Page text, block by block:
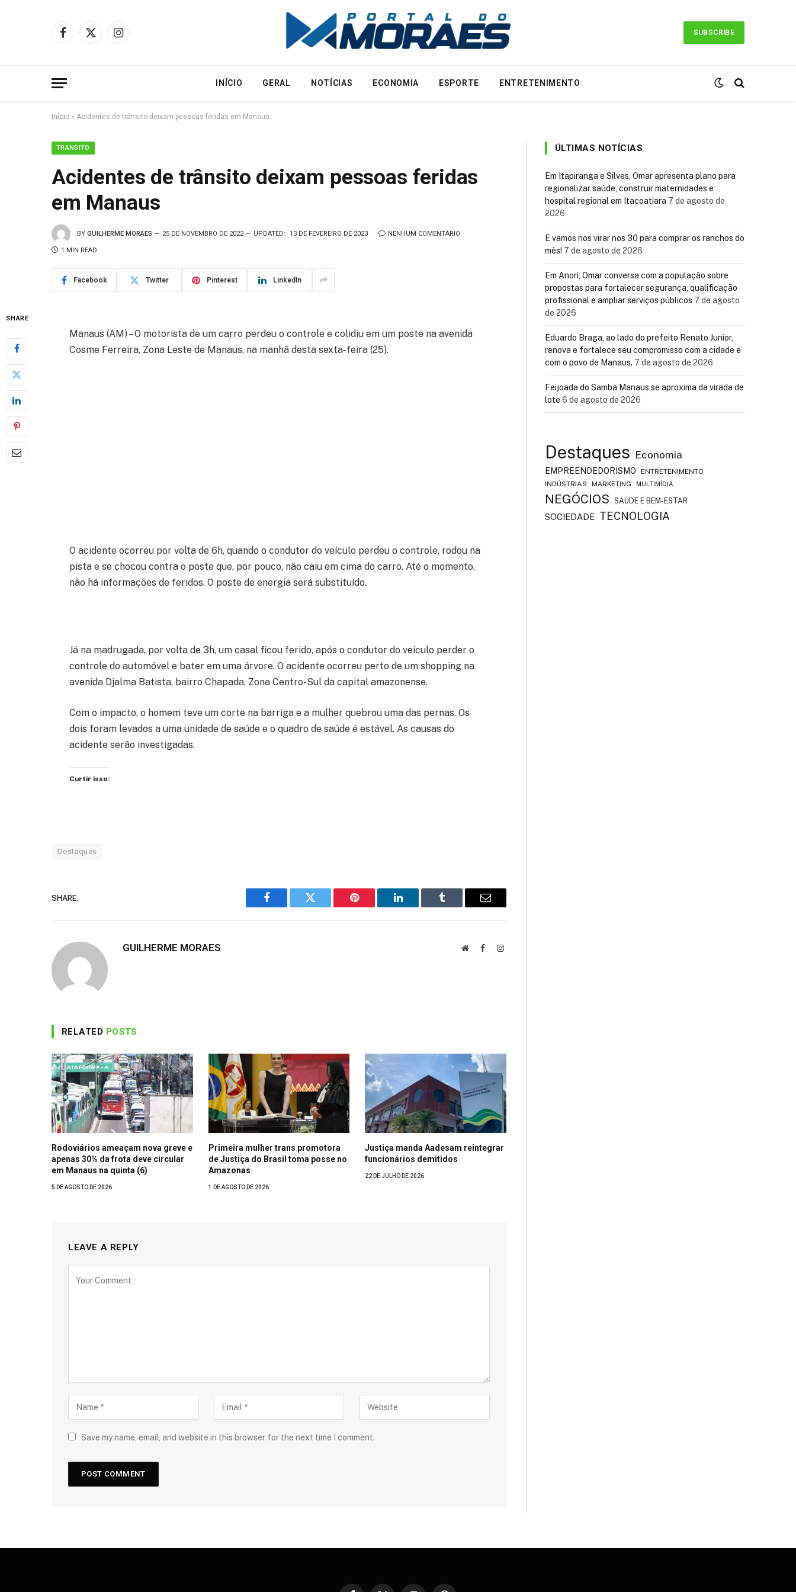
Facebook
X
Instagram
SUBSCRIBE
INÍCIO GERAL NOTÍCIAS ECONOMIA ESPORTE ENTRETENIMENTO
Início » Acidentes de trânsito deixam pessoas feridas em Manaus
TRANSITO
Acidentes de trânsito deixam pessoas feridas
em Manaus
BY GUILHERME MORAES 25 DE NOVEMBRO DE 2022 UPDATED: 13 DE FEVEREIRO DE 2023 NENHUM COMENTÁRIO
1 MIN READ
Facebook Twitter Pinterest LinkedIn
SHARE
Manaus (AM) – O motorista de um carro perdeu o controle e colidiu em um poste na avenida
Cosme Ferreira, Zona Leste de Manaus, na manhã desta sexta-feira (25).
O acidente ocorreu por volta de 6h, quando o condutor do veículo perdeu o controle, rodou na
pista e se chocou contra o poste que, por pouco, não caiu em cima do carro. Até o momento,
não há informações de feridos. O poste de energia será substituído.
Já na madrugada, por volta de 3h, um casal ficou ferido, após o condutor do veículo perder o
controle do automóvel e bater em uma árvore. O acidente ocorreu perto de um shopping na
avenida Djalma Batista, bairro Chapada, Zona Centro-Sul da capital amazonense.
Com o impacto, o homem teve um corte na barriga e a mulher quebrou uma das pernas. Os
dois foram levados a uma unidade de saúde e o quadro de saúde é estável. As causas do
acidente serão investigadas.
Curtir isso:
Destaques
SHARE.
Facebook Twitter Pinterest LinkedIn Tumblr Email
GUILHERME MORAES WebsiteFacebookInstagram
RELATED POSTS
Rodoviários ameaçam nova greve e
apenas 30% da frota deve circular
em Manaus na quinta (6)
5 DE AGOSTO DE 2026
Primeira mulher trans promotora
de Justiça do Brasil toma posse no
Amazonas
1 DE AGOSTO DE 2026
Justiça manda Aadesam reintegrar
funcionários demitidos
22 DE JULHO DE 2026
LEAVE A REPLY
Save my name, email, and website in this browser for the next time I comment.
ÚLTIMAS NOTÍCIAS
Em Itapiranga e Silves, Omar apresenta plano para
regionalizar saúde, construir maternidades e
hospital regional em Itacoatiara 7 de agosto de
2026
E vamos nos virar nos 30 para comprar os ranchos do
mês! 7 de agosto de 2026
Em Anori, Omar conversa com a população sobre
propostas para fortalecer segurança, qualificação
profissional e ampliar serviços públicos 7 de agosto
de 2026
Eduardo Braga, ao lado do prefeito Renato Junior,
renova e fortalece seu compromisso com a cidade e
com o povo de Manaus. 7 de agosto de 2026
Feijoada do Samba Manaus se aproxima da virada de
lote 6 de agosto de 2026
Destaques Economia
EMPREENDEDORISMO
ENTRETENIMENTO
INDÚSTRIAS
MARKETING MULTIMÍDIA
NEGÓCIOS SAÚDE E BEM-ESTAR
SOCIEDADE TECNOLOGIA